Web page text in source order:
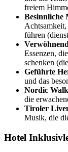
freiem
Besinnliche
führen
Essenzen,
schenken
Geführte
und das
Nordic
die
Tiroler
Musik, die
Hotel